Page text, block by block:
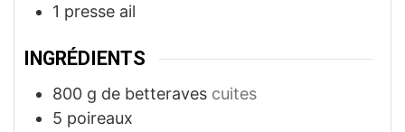
1 presse ail
INGRÉDIENTS
800 g de betteraves cuites
5 poireaux